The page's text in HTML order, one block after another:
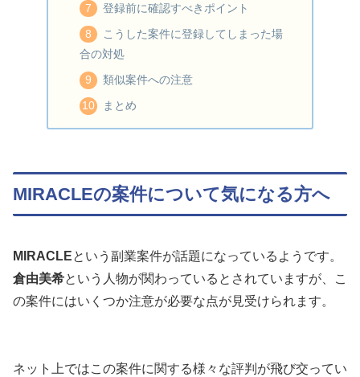
登録前に確認すべきポイント
こうした案件に登録してしまった場
合の対処
類似案件への注意
まとめ
MIRACLEの案件について気になる方へ
MIRACLEという副業案件が話題になっているようです。
倉由美希という人物が関わっているとされていますが、こ
の案件にはいくつか注意が必要な点が見受けられます。
ネット上ではこの案件に関する様々な評判が飛び交ってい